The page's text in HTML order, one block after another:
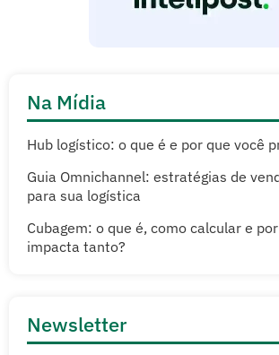
Na Mídia
Hub logístico: o que é e por que você
Guia Omnichannel: estratégias de
para sua logística
Cubagem: o que é, como calcular e
impacta tanto?
Newsletter